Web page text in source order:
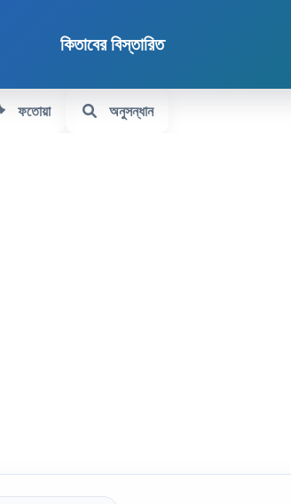
কিতাবের বিস্তারিত
ফতোয়া অনুসন্ধান